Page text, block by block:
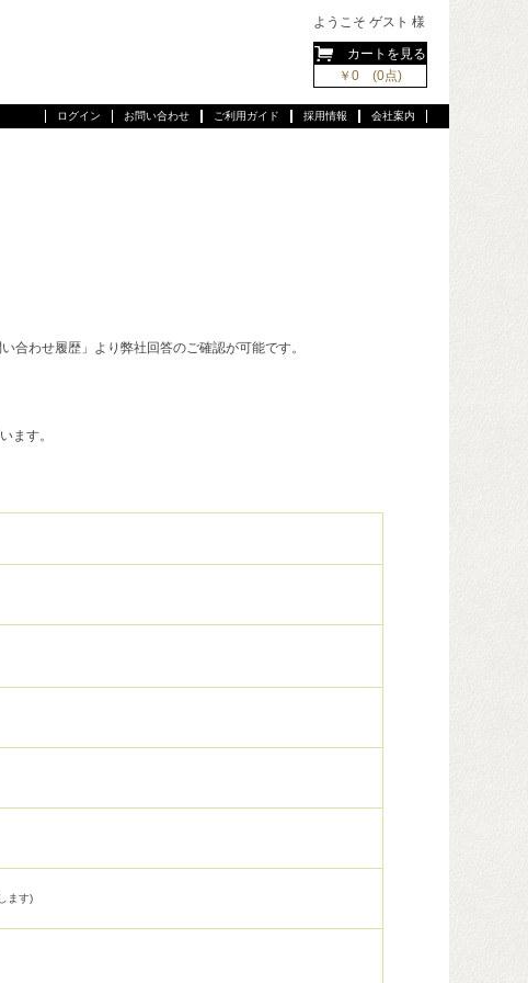
ようこそ ゲスト 様
カートを見る
￥0 (0点)
会社案内
採用情報
ご利用ガイド
お問い合わせ
ログイン
わせ履歴」より弊社回答のご確認が可能です。
ます。
ます)